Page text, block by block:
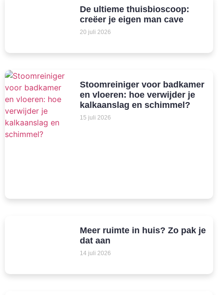
De ultieme thuisbioscoop:
creëer je eigen man cave
20 juli 2026
Stoomreiniger voor badkamer
en vloeren: hoe verwijder je
kalkaanslag en schimmel?
15 juli 2026
Meer ruimte in huis? Zo pak je
dat aan
14 juli 2026